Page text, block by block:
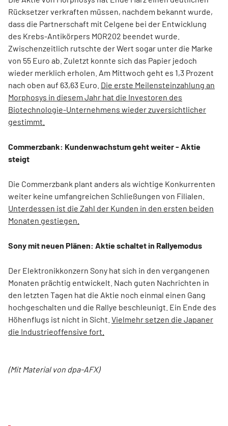
Rücksetzer verkraften müssen, nachdem bekannt wurde,
dass die Partnerschaft mit Celgene bei der Entwicklung
des Krebs-Antikörpers MOR202 beendet wurde.
Zwischenzeitlich rutschte der Wert sogar unter die Marke
von 55 Euro ab. Zuletzt konnte sich das Papier jedoch
wieder merklich erholen. Am Mittwoch geht es 1,3 Prozent
nach oben auf 63,63 Euro. Die erste Meilensteinzahlung an
Morphosys in diesem Jahr hat die Investoren des
Biotechnologie-Unternehmens wieder zuversichtlicher
gestimmt.
Commerzbank: Kundenwachstum geht weiter - Aktie
steigt
Die Commerzbank plant anders als wichtige Konkurrenten
weiter keine umfangreichen Schließungen von Filialen.
Unterdessen ist die Zahl der Kunden in den ersten beiden
Monaten gestiegen.
Sony mit neuen Plänen: Aktie schaltet in Rallyemodus
Der Elektronikkonzern Sony hat sich in den vergangenen
Monaten prächtig entwickelt. Nach guten Nachrichten in
den letzten Tagen hat die Aktie noch einmal einen Gang
hochgeschalten und die Rallye beschleunigt. Ein Ende des
Höhenflugs ist nicht in Sicht. Vielmehr setzen die Japaner
die Industrieoffensive fort.
(Mit Material von dpa-AFX)